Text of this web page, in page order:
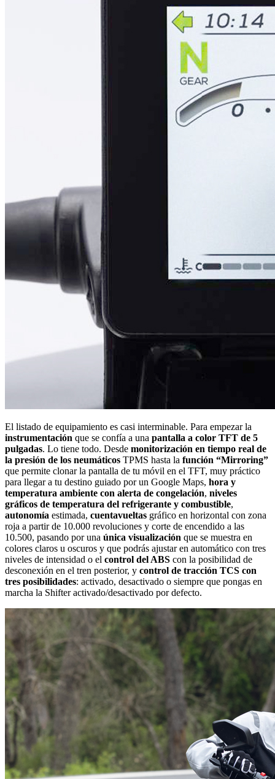
El listado de equipamiento es casi interminable. Para empezar la
instrumentación que se confía a una pantalla a color TFT de 5
pulgadas. Lo tiene todo. Desde monitorización en tiempo real de
la presión de los neumáticos TPMS hasta la función “Mirroring”
que permite clonar la pantalla de tu móvil en el TFT, muy práctico
para llegar a tu destino guiado por un Google Maps, hora y
temperatura ambiente con alerta de congelación, niveles
gráficos de temperatura del refrigerante y combustible,
autonomía estimada, cuentavueltas gráfico en horizontal con zona
roja a partir de 10.000 revoluciones y corte de encendido a las
10.500, pasando por una única visualización que se muestra en
colores claros u oscuros y que podrás ajustar en automático con tres
niveles de intensidad o el control del ABS con la posibilidad de
desconexión en el tren posterior, y control de tracción TCS con
tres posibilidades: activado, desactivado o siempre que pongas en
marcha la Shifter activado/desactivado por defecto.